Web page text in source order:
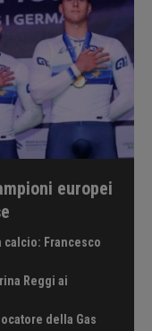
europei
calcio: Francesco
Reggi ai
della Gas